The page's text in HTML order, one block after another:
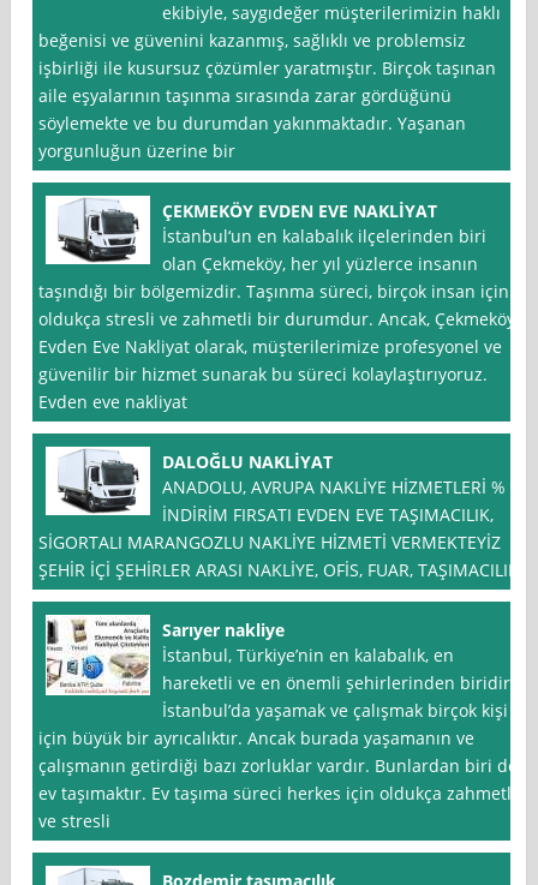
ekibiyle, saygıdeğer müşterilerimizin haklı
beğenisi ve güvenini kazanmış, sağlıklı ve problemsiz
işbirliği ile kusursuz çözümler yaratmıştır. Birçok taşınan
aile eşyalarının taşınma sırasında zarar gördüğünü
söylemekte ve bu durumdan yakınmaktadır. Yaşanan
yorgunluğun üzerine bir
ÇEKMEKÖY EVDEN EVE NAKLİYAT
İstanbul‘un en kalabalık ilçelerinden biri
olan Çekmeköy, her yıl yüzlerce insanın
taşındığı bir bölgemizdir. Taşınma süreci, birçok insan için
oldukça stresli ve zahmetli bir durumdur. Ancak, Çekmeköy
Evden Eve Nakliyat olarak, müşterilerimize profesyonel ve
güvenilir bir hizmet sunarak bu süreci kolaylaştırıyoruz.
Evden eve nakliyat
DALOĞLU NAKLİYAT
ANADOLU, AVRUPA NAKLİYE HİZMETLERİ % *
İNDİRİM FIRSATI EVDEN EVE TAŞIMACILIK,
SİGORTALI MARANGOZLU NAKLİYE HİZMETİ VERMEKTEYİZ
ŞEHİR İÇİ ŞEHİRLER ARASI NAKLİYE, OFİS, FUAR, TAŞIMACILIK
Sarıyer nakliye
İstanbul, Türkiye’nin en kalabalık, en
hareketli ve en önemli şehirlerinden biridir.
İstanbul’da yaşamak ve çalışmak birçok kişi
için büyük bir ayrıcalıktır. Ancak burada yaşamanın ve
çalışmanın getirdiği bazı zorluklar vardır. Bunlardan biri de
ev taşımaktır. Ev taşıma süreci herkes için oldukça zahmetli
ve stresli